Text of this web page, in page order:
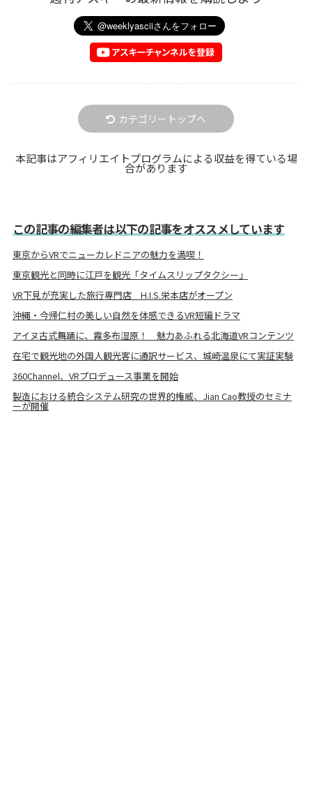
カテゴリートップへ
本記事はアフィリエイトプログラムによる収益を得ている場
合があります
この記事の編集者は以下の記事をオススメしています
東京からVRでニューカレドニアの魅力を満喫！
東京観光と同時に江戸を観光「タイムスリップタクシー」
VR下見が充実した旅行専門店 H.I.S.栄本店がオープン
沖縄・今帰仁村の美しい自然を体感できるVR短編ドラマ
アイヌ古式舞踊に、霧多布湿原！ 魅力あふれる北海道VRコンテンツ
在宅で観光地の外国人観光客に通訳サービス、城崎温泉にて実証実験
360Channel、VRプロデュース事業を開始
製造における統合システム研究の世界的権威、Jian Cao教授のセミナ
ーが開催